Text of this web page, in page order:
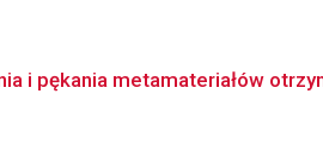
i pękania metamateriałów